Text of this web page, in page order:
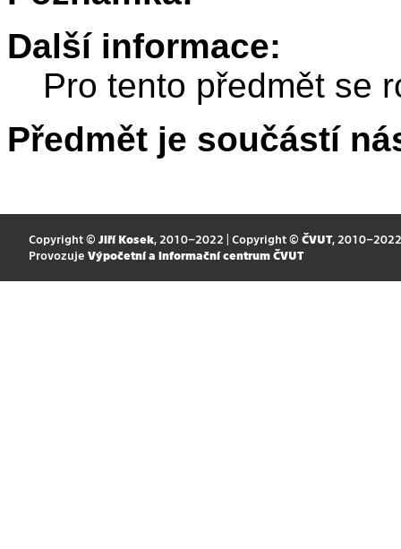
Další informace:
Pro tento předmět se
Předmět je součástí
Copyright © Jiří Kosek, 2010–2022 | Copyright © ČVUT, 2010–2022
Provozuje Výpočetní a informační centrum ČVUT